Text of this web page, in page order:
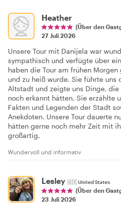
Heather
(Über den
27 Juli 2026
Unsere Tour mit Danijela war
sympathisch und verfügte über
haben die Tour am frühen
und zu heiß wurde. Sie führte uns
Altstadt und zeigte uns Dinge,
noch erkannt hätten. Sie erzählte
Fakten und Legenden der Stadt
Anekdoten. Unsere Tour dauerte
hätten gerne noch mehr Zeit mit
großartig.
Wundervoll und informativ
Lesley 🇺🇸United States
(Über den
23 Juli 2026